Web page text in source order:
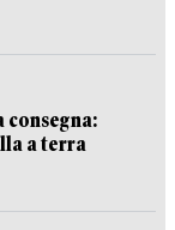
consegna:
a terra